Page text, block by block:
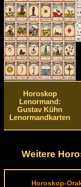
Horoskop
Lenormand:
Gustav Kühn
Lenormandkarten
Weitere
Horoskop-